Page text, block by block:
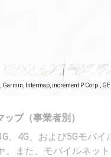
Garmin, Intermap, increment P Corp.,
プ（事業者別）
、4G、および5Gモバ
。また、モバイルネッ